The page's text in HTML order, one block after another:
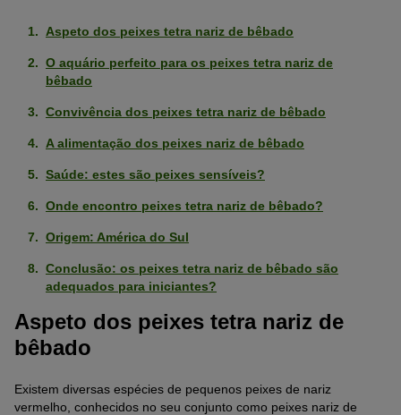
Aspeto dos peixes tetra nariz de bêbado
O aquário perfeito para os peixes tetra nariz de
bêbado
Convivência dos peixes tetra nariz de bêbado
A alimentação dos peixes nariz de bêbado
Saúde: estes são peixes sensíveis?
Onde encontro peixes tetra nariz de bêbado?
Origem: América do Sul
Conclusão: os peixes tetra nariz de bêbado são
adequados para iniciantes?
Aspeto dos peixes tetra nariz de
bêbado
Existem diversas espécies de pequenos peixes de nariz
vermelho, conhecidos no seu conjunto como peixes nariz de